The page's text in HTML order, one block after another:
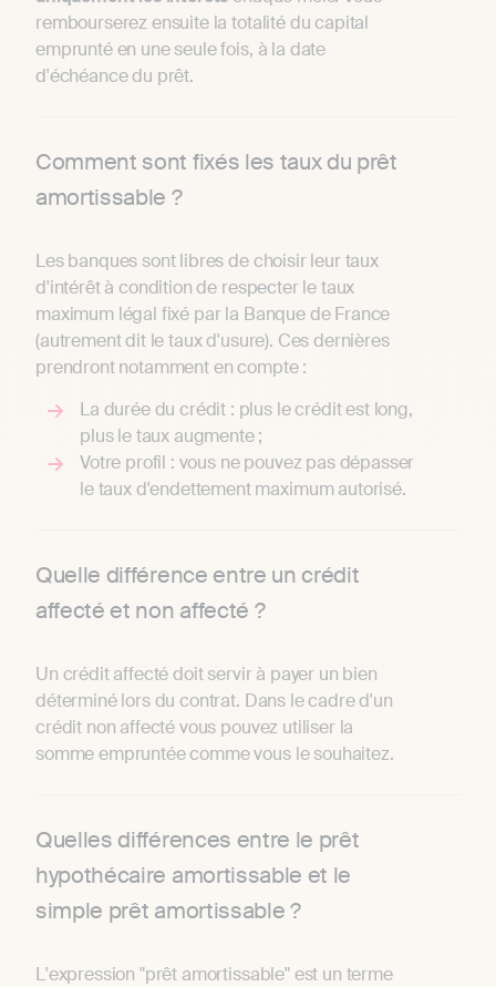
rembourserez ensuite la totalité du capital
emprunté en une seule fois, à la date
d'échéance du prêt.
Comment sont fixés les taux du prêt
amortissable ?
Les banques sont libres de choisir leur taux
d'intérêt à condition de respecter le taux
maximum légal fixé par la Banque de France
(autrement dit le taux d'usure). Ces dernières
prendront notamment en compte :
La durée du crédit : plus le crédit est long,
plus le taux augmente ;
Votre profil : vous ne pouvez pas dépasser
le taux d'endettement maximum autorisé.
Quelle différence entre un crédit
affecté et non affecté ?
Un crédit affecté doit servir à payer un bien
déterminé lors du contrat. Dans le cadre d'un
crédit non affecté vous pouvez utiliser la
somme empruntée comme vous le souhaitez.
Quelles différences entre le prêt
hypothécaire amortissable et le
simple prêt amortissable ?
L'expression "prêt amortissable" est un terme